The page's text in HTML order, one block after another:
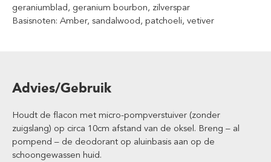
geraniumblad, geranium bourbon, zilverspar
Basisnoten: Amber, sandalwood, patchoeli, vetiver
Advies/Gebruik
Houdt de flacon met micro-pompverstuiver (zonder
zuigslang) op circa 10cm afstand van de oksel. Breng – al
pompend – de deodorant op aluinbasis aan op de
schoongewassen huid.